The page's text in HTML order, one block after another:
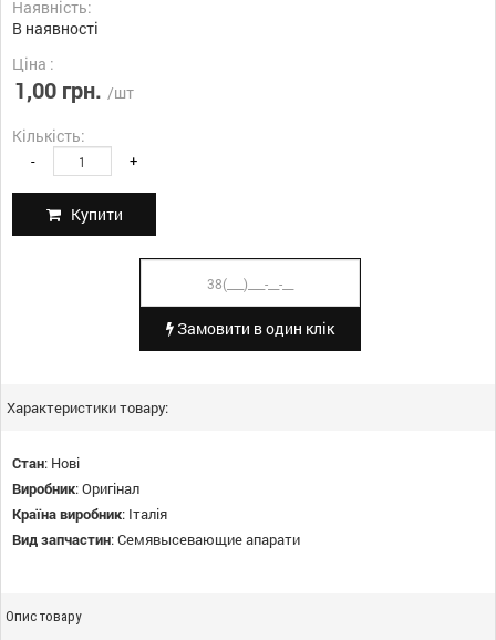
Наявність:
В наявності
Ціна :
1,00 грн. /шт
Кількість:
- +
Купити
Замовити в один клік
Характеристики товару:
Стан: Нові
Виробник:Оригінал
Країна виробник: Італія
Вид запчастин:Семявысевающие апарати
Опис товару